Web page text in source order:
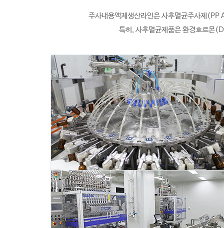
주사내용액제생산라인은 사후멸균주사제(PP
특히, 사후멸균제품은 환경호르몬